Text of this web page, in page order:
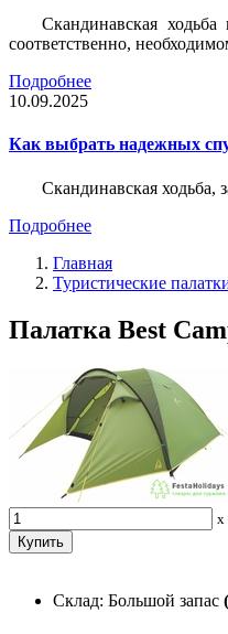
Скандинавская
соответственно,
Подробнее
10.09.2025
Как выбрать надежных
Скандинавская ходьба,
Подробнее
Главная
Туристические
Палатка Best
x
Склад: Большой запас